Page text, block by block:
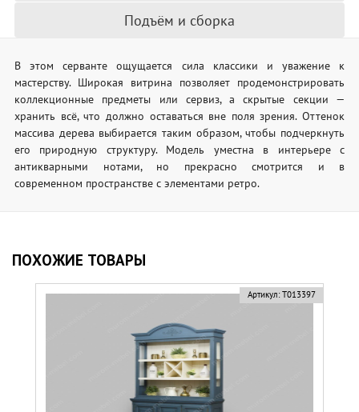
Подъём и сборка
В этом серванте ощущается сила классики и уважение к
мастерству. Широкая витрина позволяет продемонстрировать
коллекционные предметы или сервиз, а скрытые секции —
хранить всё, что должно оставаться вне поля зрения. Оттенок
массива дерева выбирается таким образом, чтобы подчеркнуть
его природную структуру. Модель уместна в интерьере с
антикварными нотами, но прекрасно смотрится и в
современном пространстве с элементами ретро.
ПОХОЖИЕ ТОВАРЫ
Артикул: Т013397